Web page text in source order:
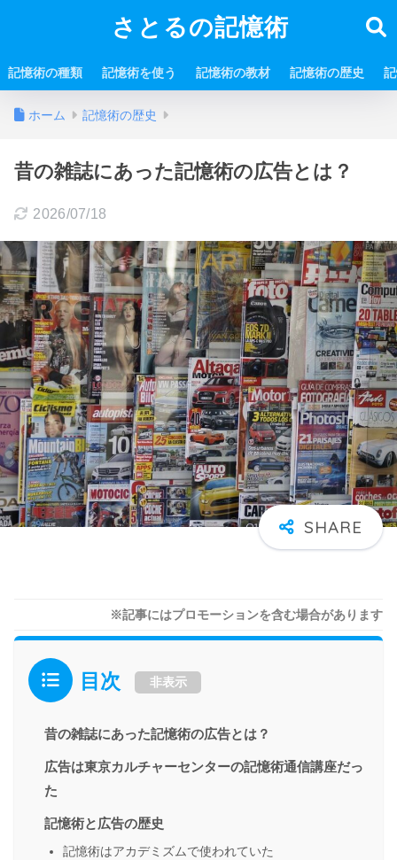
さとるの記憶術
記憶術の種類 記憶術を使う 記憶術の教材 記憶術の歴史
ホーム 記憶術の歴史
昔の雑誌にあった記憶術の広告とは？
2026/07/18
※記事にはプロモーションを含む場合があります
目次 非表示
昔の雑誌にあった記憶術の広告とは？
広告は東京カルチャーセンターの記憶術通信講座だっ
た
記憶術と広告の歴史
記憶術はアカデミズムで使われていた